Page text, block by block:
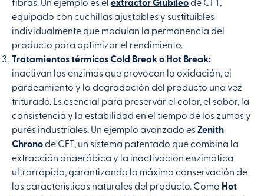
fibras. Un ejemplo es el extractor Giubileode CFT,
equipado con cuchillas ajustables y sustituibles
individualmente que modulan la permanencia del
producto para optimizar el rendimiento.
Tratamientos térmicos Cold Break o Hot Break:
inactivan las enzimas que provocan la oxidación, el
pardeamiento y la degradación del producto una vez
triturado. Es esencial para preservar el color, el sabor, la
consistencia y la estabilidad en el tiempo de los zumos y
purés industriales. Un ejemplo avanzado esZenith
Chronode CFT, un sistema patentado que combina la
extracción anaeróbica y la inactivación enzimática
ultrarrápida, garantizando la máxima conservación de
las características naturales del producto. Como Hot